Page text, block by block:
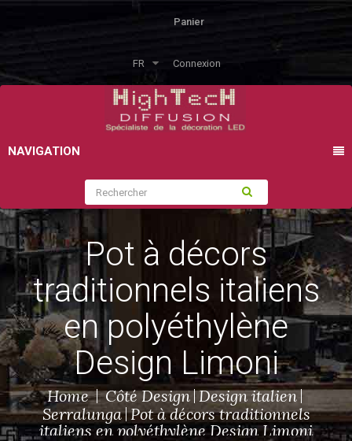
Panier
FR Connexion
NAVIGATION
Pot à décors
traditionnels italiens
en polyéthylène
Design Limoni
Home Côté Design Design italien
Serralunga Pot à décors traditionnels
italiens en polyéthylène Design Limoni